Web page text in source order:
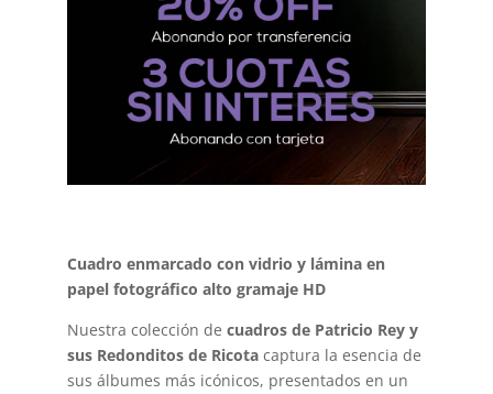
Cuadro enmarcado con vidrio y lámina en
papel fotográfico alto gramaje HD
Nuestra colección de cuadros de Patricio Rey y
sus Redonditos de Ricotacaptura la esencia de
sus álbumes más icónicos, presentados en un